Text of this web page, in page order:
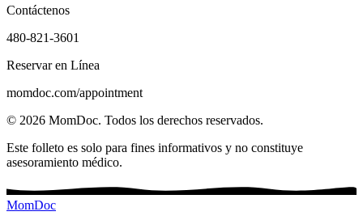
Contáctenos
480-821-3601
Reservar en Línea
momdoc.com/appointment
© 2026 MomDoc. Todos los derechos reservados.
Este folleto es solo para fines informativos y no constituye
asesoramiento médico.
MomDoc